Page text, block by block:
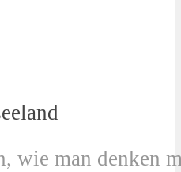
wie man denken